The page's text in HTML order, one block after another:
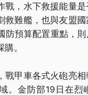
戰，水下救援能量
救難艦，也與友盟
防預算配置重點，
。
戰甲車各式火砲亮
。金防部19日在烈